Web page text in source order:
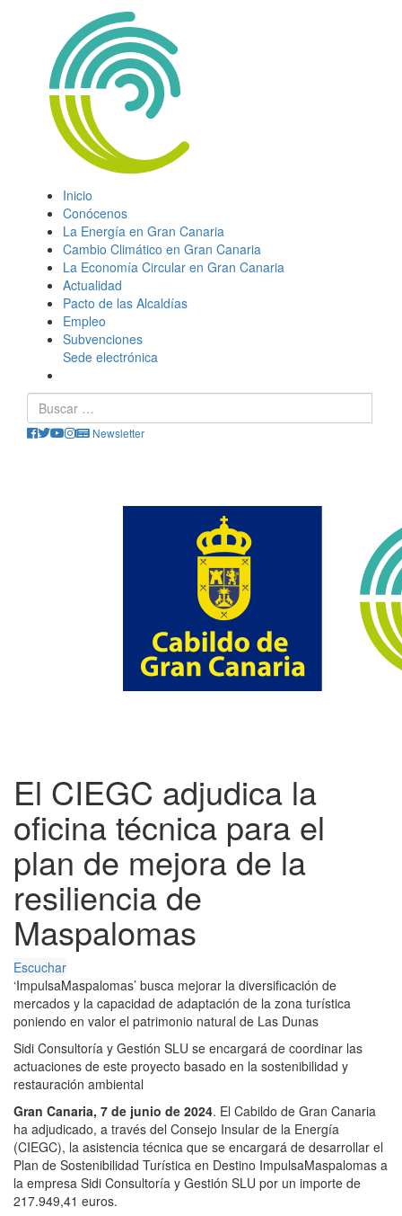
Inicio
Conócenos
La Energía en Gran Canaria
Cambio Climático en Gran Canaria
La Economía Circular en Gran Canaria
Actualidad
Pacto de las Alcaldías
Empleo
Subvenciones
Sede electrónica
Newsletter
El CIEGC adjudica la
oficina técnica para el
plan de mejora de la
resiliencia de
Maspalomas
Escuchar
‘ImpulsaMaspalomas’ busca mejorar la diversificación de
mercados y la capacidad de adaptación de la zona turística
poniendo en valor el patrimonio natural de Las Dunas
Sidi Consultoría y Gestión SLU se encargará de coordinar las
actuaciones de este proyecto basado en la sostenibilidad y
restauración ambiental
Gran Canaria, 7 de junio de 2024. El Cabildo de Gran Canaria
ha adjudicado, a través del Consejo Insular de la Energía
(CIEGC), la asistencia técnica que se encargará de desarrollar el
Plan de Sostenibilidad Turística en Destino ImpulsaMaspalomas a
la empresa Sidi Consultoría y Gestión SLU por un importe de
217.949,41 euros.